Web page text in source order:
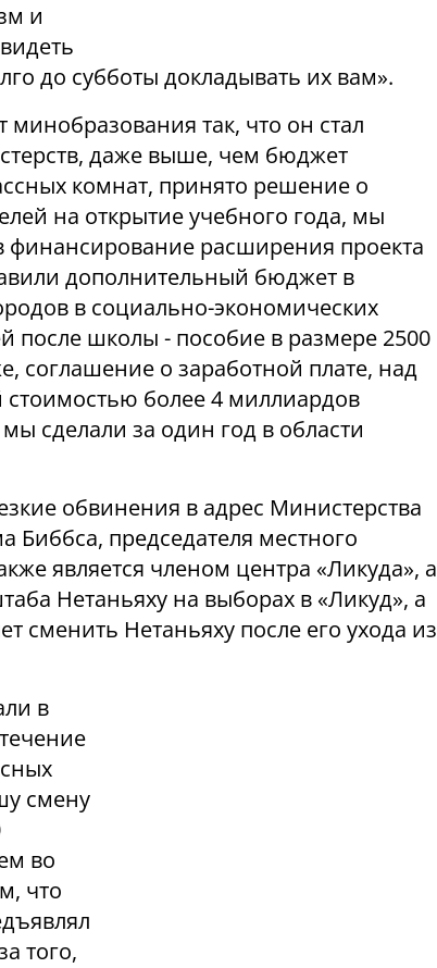
и
до субботы докладывать их вам».
так, что он стал
даже выше, чем бюджет
комнат, принято решение о
на открытие учебного года, мы
расширения проекта
дополнительный бюджет в
в социально-экономических
после школы - пособие в размере 2500
соглашение о заработной плате, над
более 4 миллиардов
сделали за один год в области
обвинения в адрес Министерства
Биббса, председателя местного
является членом центра «Ликуда», а
Нетаньяху на выборах в «Ликуд», а
сменить Нетаньяху после его ухода из
в
смену
во
что
того,